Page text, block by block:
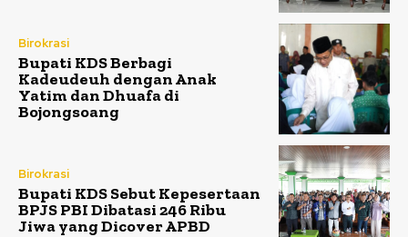
Birokrasi
Bupati KDS Berbagi
Kadeudeuh dengan Anak
Yatim dan Dhuafa di
Bojongsoang
Birokrasi
Bupati KDS Sebut Kepesertaan
BPJS PBI Dibatasi 246 Ribu
Jiwa yang Dicover APBD